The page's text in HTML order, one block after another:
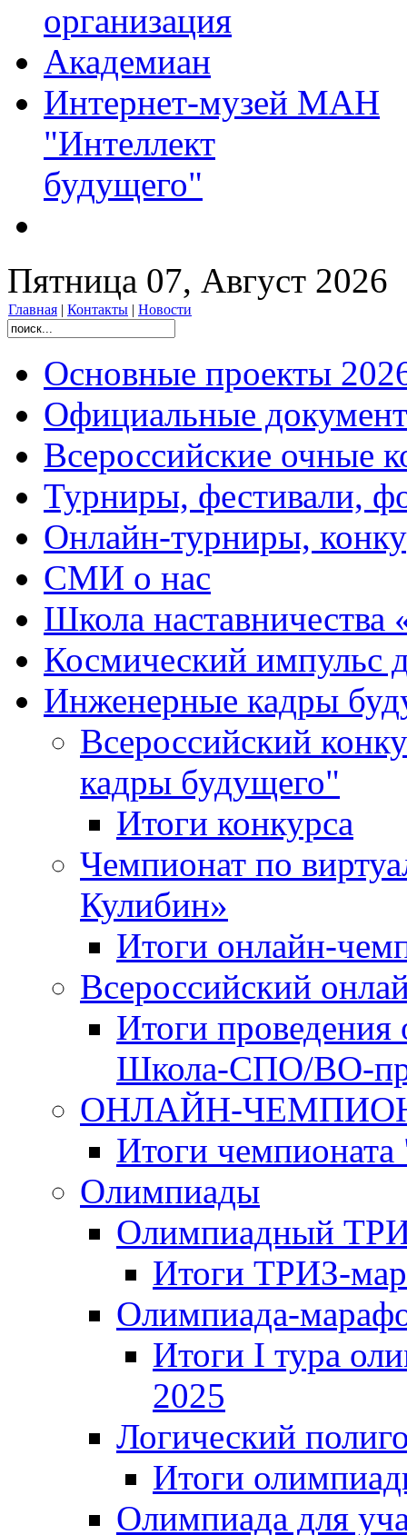
организация
Академиан
Интернет-музей МАН
"Интеллект
будущего"
Пятница 07, Август 2026
Главная | Контакты | Новости
Основные проекты
Официальные
Всероссийские очные
Турниры, фестивали,
Онлайн-турниры,
СМИ о нас
Школа
Космический импульс
Инженерные кадры
Всероссийский
кадры будущего"
Итоги конкурса
Чемпионат по
Кулибин»
Итоги онлайн-
Всероссийский
Итоги
Школа-СПО/ВО-
ОНЛАЙН-
Итоги
Олимпиады
Олимпиадный
Итоги ТРИЗ-
Олимпиада-
Итоги I тура
2025
Логический
Итоги
Олимпиада для